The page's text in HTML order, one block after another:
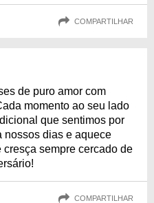
COMPARTILHAR
de puro amor com
momento ao seu lado
que sentimos por
nossos dias e aquece
sempre cercado de
COMPARTILHAR